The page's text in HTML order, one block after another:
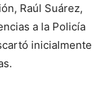
Raúl Suárez,
a la Policía
inicialmente